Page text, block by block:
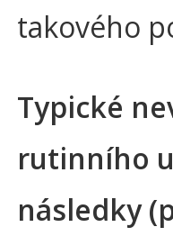
takového
Typické
rutinního
následky